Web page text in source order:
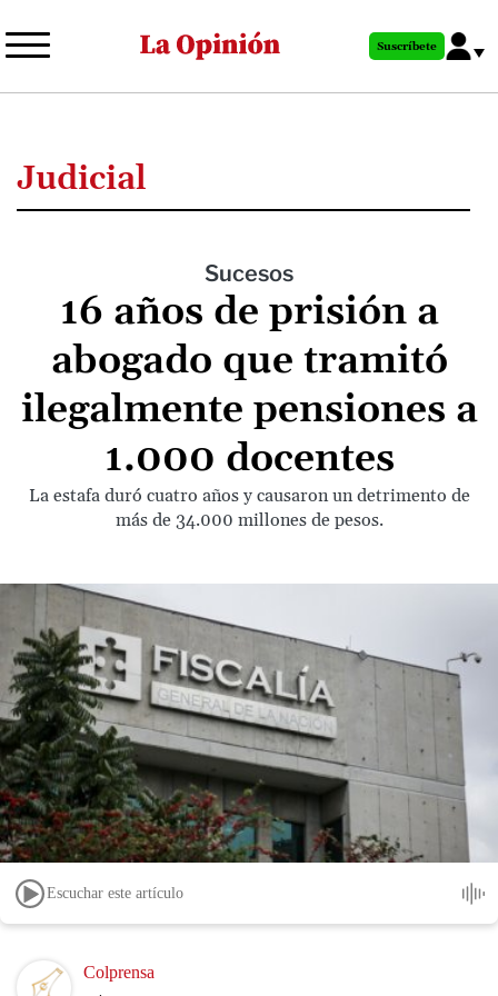
al
principal
Suscríbete
Judicial
Sucesos
16 años de prisión a
abogado que tramitó
ilegalmente pensiones a
1.000 docentes
La estafa duró cuatro años y causaron un detrimento de
más de 34.000 millones de pesos.
Escuchar este artículo
Image Colprensa